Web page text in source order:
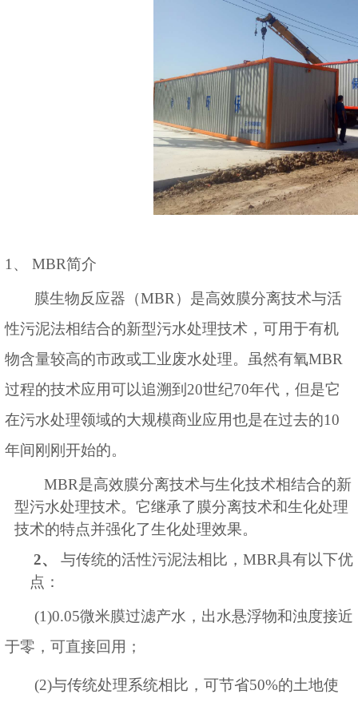
1、 MBR简介
膜生物反应器（MBR）是高效膜分离技术与活
性污泥法相结合的新型污水处理技术，可用于有机
物含量较高的市政或工业废水处理。虽然有氧MBR
过程的技术应用可以追溯到 20世纪70年代，但是它
在污水处理领域的大规模商业应用也是在过去的10
年间刚刚开始的。
MBR是高效膜分离技术与生化技术相结合的新
型污水处理技术。它继承了膜分离技术和生化处理
技术的特点并强化了生化处理效果。
2、 与传统的活性污泥法相比， MBR具有以下优
点：
(1)0.05微米膜过滤产水，出水悬浮物和浊度接近
于零，可直接回用；
(2)与传统处理系统相比，可节省50%的土地使